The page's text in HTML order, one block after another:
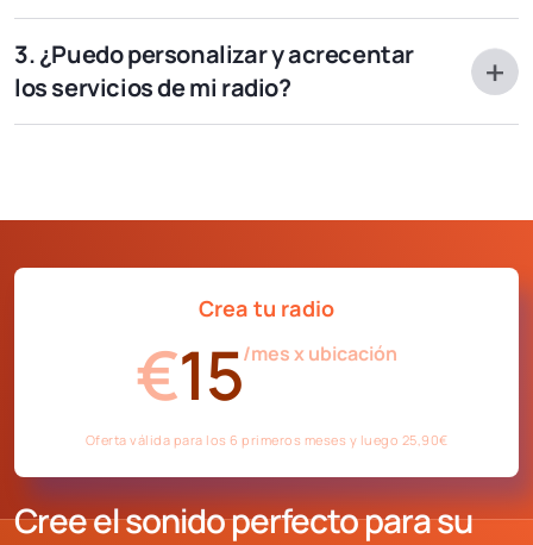
sorprenderá lo fácil que es. Tu radio personalizada está ya
configurada para transmitir anuncios, comunicados,
jingles y señal de hora exacta: falta solamente crear tu
3. ¿Puedo personalizar y acrecentar
los servicios de mi radio?
realizaremos. Podrás disponer de anuncios, jingles,
Cree el sonido perfecto para su
Crea tu radio
€15/mes x ubicación
Oferta válida para los 6 primeros meses y luego 25,90€